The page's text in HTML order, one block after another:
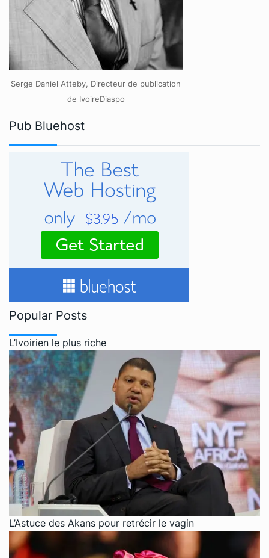
Serge Daniel Atteby, Directeur de publication
de IvoireDiaspo
Pub Bluehost
Popular Posts
L’Ivoirien le plus riche
L’Astuce des Akans pour retrécir le vagin